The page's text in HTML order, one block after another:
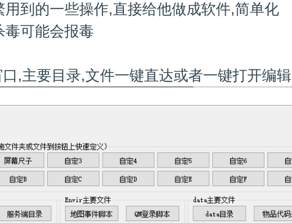
到的一些操作,直接给他做成软件,简单化
毒可能会报毒
,主要目录,文件一键直达或者一键打开编辑